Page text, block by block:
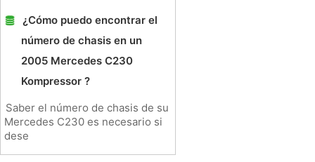
¿Cómo puedo encontrar el
número de chasis en un
2005 Mercedes C230
Kompressor ?
Saber el número de chasis de su
Mercedes C230 es necesario si
dese